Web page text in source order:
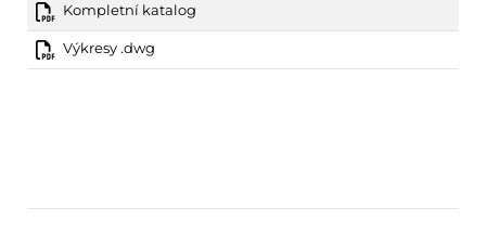
Kompletní katalog
Výkresy .dwg